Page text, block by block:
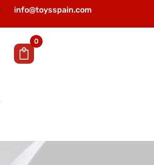
info@toysspain.com
0